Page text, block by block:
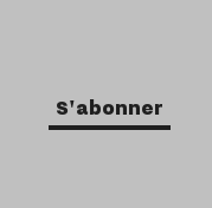
S'abonner